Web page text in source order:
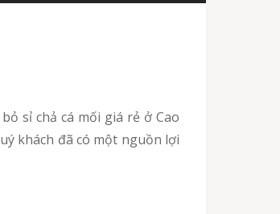
khách đã có một nguồn lợi